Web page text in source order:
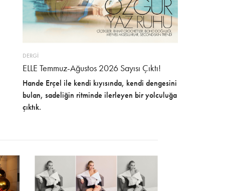
DERGİ
ELLE Temmuz-Ağustos 2026 Sayısı Çıktı!
Hande Erçel ile kendi kıyısında, kendi dengesini
bulan, sadeliğin ritminde ilerleyen bir yolculuğa
çıktık.